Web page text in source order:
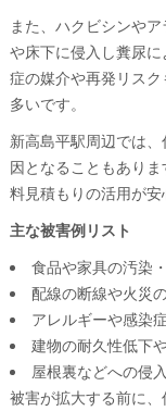
また、ハクビシンや
や床下に侵入し糞尿
症の媒介や再発リス
多いです。
新高島平駅周辺では
因となることもあり
料見積もりの活用が安
主な被害例リスト
食品や家具の汚染
配線の断線や火災
アレルギーや感染
建物の耐久性低下
屋根裏などへの侵
被害が拡大する前に